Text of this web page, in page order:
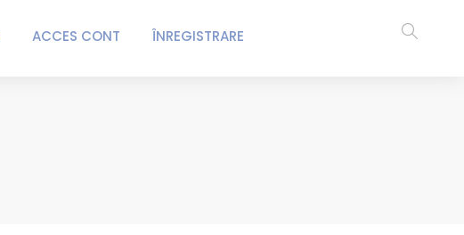
ACCES CONT ÎNREGISTRARE